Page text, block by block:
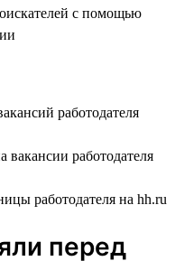
с помощью
работодателя
вакансии работодателя
работодателя на hh.ru
перед